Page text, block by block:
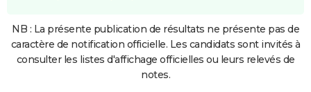
NB : La présente publication de résultats ne présente pas de
caractère de notification officielle. Les candidats sont invités à
consulter les listes d'affichage officielles ou leurs relevés de
notes.